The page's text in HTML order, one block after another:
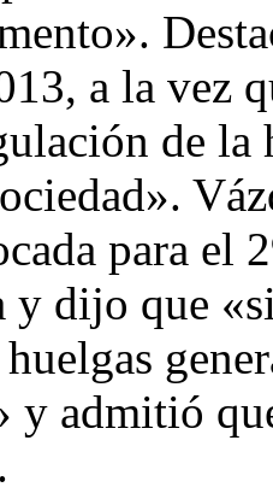
a la vez
de la
para el
y dijo que
y admitió